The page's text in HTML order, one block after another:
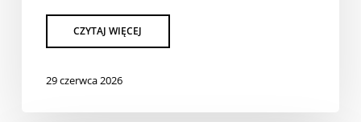
29 czerwca 2026